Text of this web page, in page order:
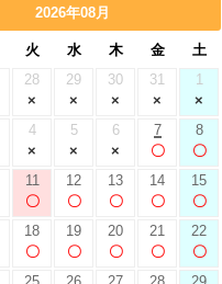
2026年08月
火 水 木 金
土
28 29 30 31 1
4 5 6 7 8
11 12 13 14 15
18 19 20 21 22